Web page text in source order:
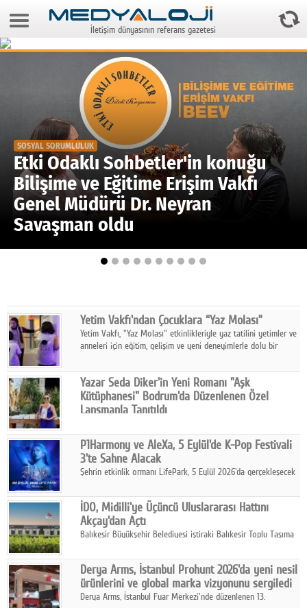
8 Ağustos 2026 3:28:19
Video Galeri
Gazeteler
Medya
Reyting-tiraj
Teknoloji
Televizyon
Facebook
Diziler
Karikatür
Youtube
Polemik
Reklam
Yazarlar
Künye
SOSYAL MEDYA
Facebook
Twitter
İletişim dünyasının referans gazetesi
SOSYAL SORUMLULUK
Etki Odaklı Sohbetler'in konuğu
Bilişime ve Eğitime Erişim Vakfı
Genel Müdürü Dr. Neyran
Savaşman oldu
Yetim Vakfı'ndan Çocuklara “Yaz Molası”
Yetim Vakfı, "Yaz Molası" etkinlikleriyle yaz tatilini yetimler ve
anneleri için eğitim, gelişim ve yeni deneyimlerle dolu bir
Yazar Seda Diker'in Yeni Romanı "Aşk
Kütüphanesi" Bodrum'da Düzenlenen Özel
Lansmanla Tanıtıldı
Diker'in 13. kitabı “Aşk Kütüphanesi” 6 Ağustos'ta Casa dell'Arte
Bodrum'da düzenlenen özel lansmanla okurlarıyla buluştu.
P1Harmony ve AleXa, 5 Eylül'de K-Pop Festivali
3'te Sahne Alacak
Şehrin etkinlik ormanı LifePark, 5 Eylül 2026'da gerçekleşecek
haritasında önemli bir destinasyon haline getirmeye
hazırlanıyor.
İDO, Midilli'ye Üçüncü Uluslararası Hattını
Akçay'dan Açtı
Balıkesir Büyükşehir Belediyesi iştiraki Balıkesir Toplu Taşıma
Midilli hattının resmi açılışı gerçekleştirildi.
Derya Arms, İstanbul Prohunt 2026'da yeni nesil
ürünlerini ve global marka vizyonunu sergiledi
Derya Arms, İstanbul Fuar Merkezi'nde düzenlenen 13.